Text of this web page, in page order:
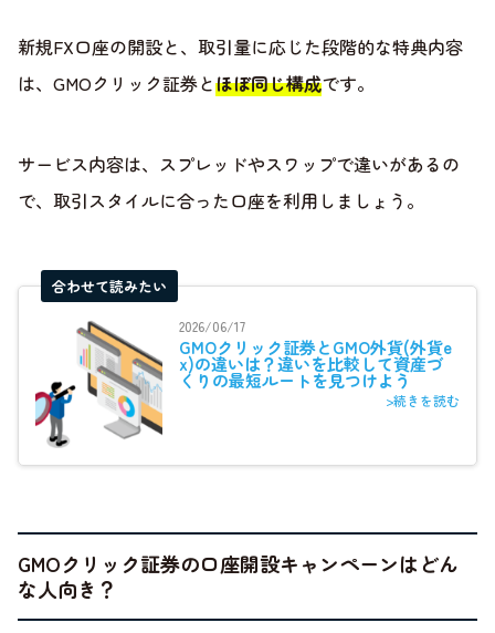
新規FX口座の開設と、取引量に応じた段階的な特典内容
は、GMOクリック証券とほぼ同じ構成です。
サービス内容は、スプレッドやスワップで違いがあるの
で、取引スタイルに合った口座を利用しましょう。
合わせて読みたい
2026/06/17
GMOクリック証券とGMO外貨(外貨e
x)の違いは？違いを比較して資産づ
くりの最短ルートを見つけよう
>続きを読む
GMOクリック証券の口座開設キャンペーンはどん
な人向き？